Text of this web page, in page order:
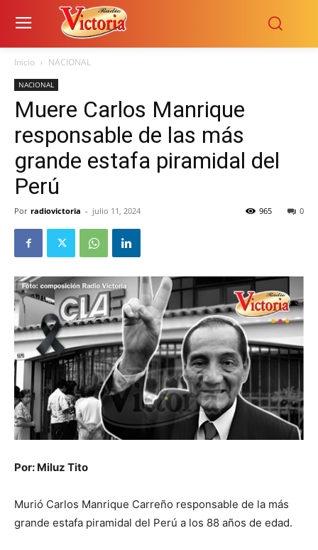
Inicio NACIONAL
NACIONAL
Muere Carlos Manrique
responsable de las más
grande estafa piramidal del
Perú
Por radiovictoria - julio 11, 2024 0
965
Por: Miluz Tito
Murió Carlos Manrique Carreño responsable de la más
grande estafa piramidal del Perú a los 88 años de edad.